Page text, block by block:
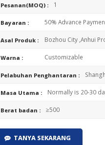
Pesanan(MOQ) : 1
Bayaran : 50% Advance
Asal Produk : Bozhou City ,Anhui
Warna : Customizable
Pelabuhan Penghantaran :
Masa Utama : Normally is 20-30
Berat badan : ≥500
TANYA SEKARANG